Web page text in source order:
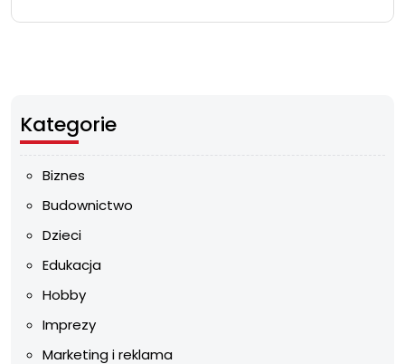
Kategorie
Biznes
Budownictwo
Dzieci
Edukacja
Hobby
Imprezy
Marketing i reklama